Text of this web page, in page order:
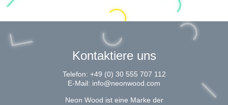
Kontaktiere uns
Telefon: +49 (0) 30 555 707 112
E-Mail: info@neonwood.com
Neon Wood ist eine Marke der